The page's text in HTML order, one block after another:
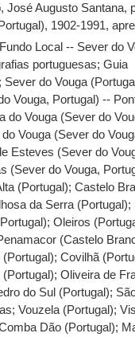
José Augusto Santana,
1902-1991,
Fundo Local -- Sever do
portuguesas;Guia
; Sever do Vouga
Vouga, Portugal) --
do Vouga (Sever do
Vouga (Sever do
Esteves (Sever do
(Sever do Vouga,
(Portugal);Castelo
da Serra (Portugal);
;Oleiros
(Castelo
(Portugal);Covilhã
(Portugal);Oliveira de
do Sul (Portugal);
;Vouzela (Portugal);
Dão (Portugal);